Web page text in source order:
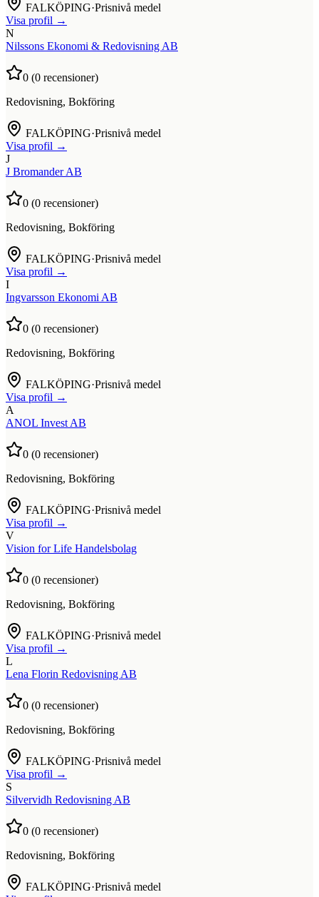
FALKÖPING·Prisnivå medel
Visa profil →
N
Nilssons Ekonomi & Redovisning AB
0 (0 recensioner)
Redovisning, Bokföring
FALKÖPING·Prisnivå medel
Visa profil →
J
J Bromander AB
0 (0 recensioner)
Redovisning, Bokföring
FALKÖPING·Prisnivå medel
Visa profil →
I
Ingvarsson Ekonomi AB
0 (0 recensioner)
Redovisning, Bokföring
FALKÖPING·Prisnivå medel
Visa profil →
A
ANOL Invest AB
0 (0 recensioner)
Redovisning, Bokföring
FALKÖPING·Prisnivå medel
Visa profil →
V
Vision for Life Handelsbolag
0 (0 recensioner)
Redovisning, Bokföring
FALKÖPING·Prisnivå medel
Visa profil →
L
Lena Florin Redovisning AB
0 (0 recensioner)
Redovisning, Bokföring
FALKÖPING·Prisnivå medel
Visa profil →
S
Silvervidh Redovisning AB
0 (0 recensioner)
Redovisning, Bokföring
FALKÖPING·Prisnivå medel